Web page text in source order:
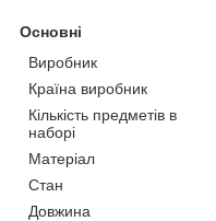
Основні
Виробник
Країна виробник
Кількість предметів в
наборі
Матеріал
Стан
Довжина